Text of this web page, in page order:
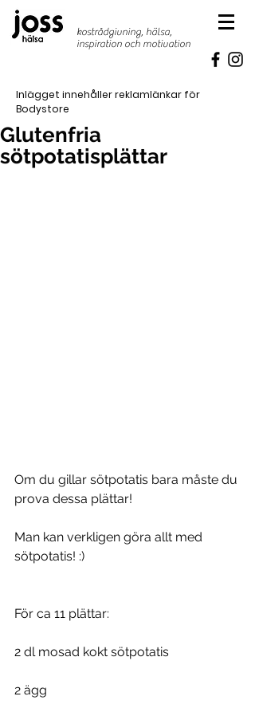
kostrådgivning, hälsa,
inspiration och motivation
Inlägget innehåller reklamlänkar för
Bodystore
Glutenfria
sötpotatisplättar
Om du gillar sötpotatis bara måste du
prova dessa plättar!
Man kan verkligen göra allt med
sötpotatis! :)
För ca 11 plättar:
2 dl mosad kokt sötpotatis
2 ägg